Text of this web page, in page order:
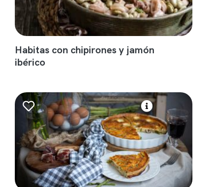
Habitas con chipirones y jamón
ibérico